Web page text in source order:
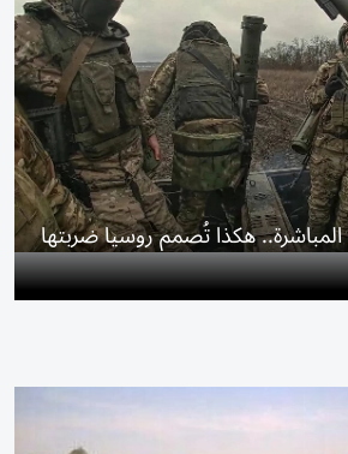
هكذا تُصمم روسيا ضربتها